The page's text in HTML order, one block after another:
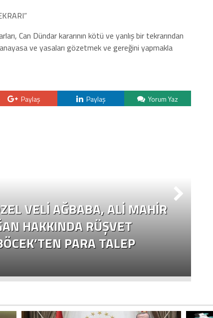
Can Dündar kararının kötü ve yanlış bir tekrarından
ve yasaları gözetmek ve gereğini yapmakla
Paylaş Paylaş Yorum Yaz
VELI AĞBABA, ALI MAHIR
HAKKINDA RÜŞVET
PARA TALEP